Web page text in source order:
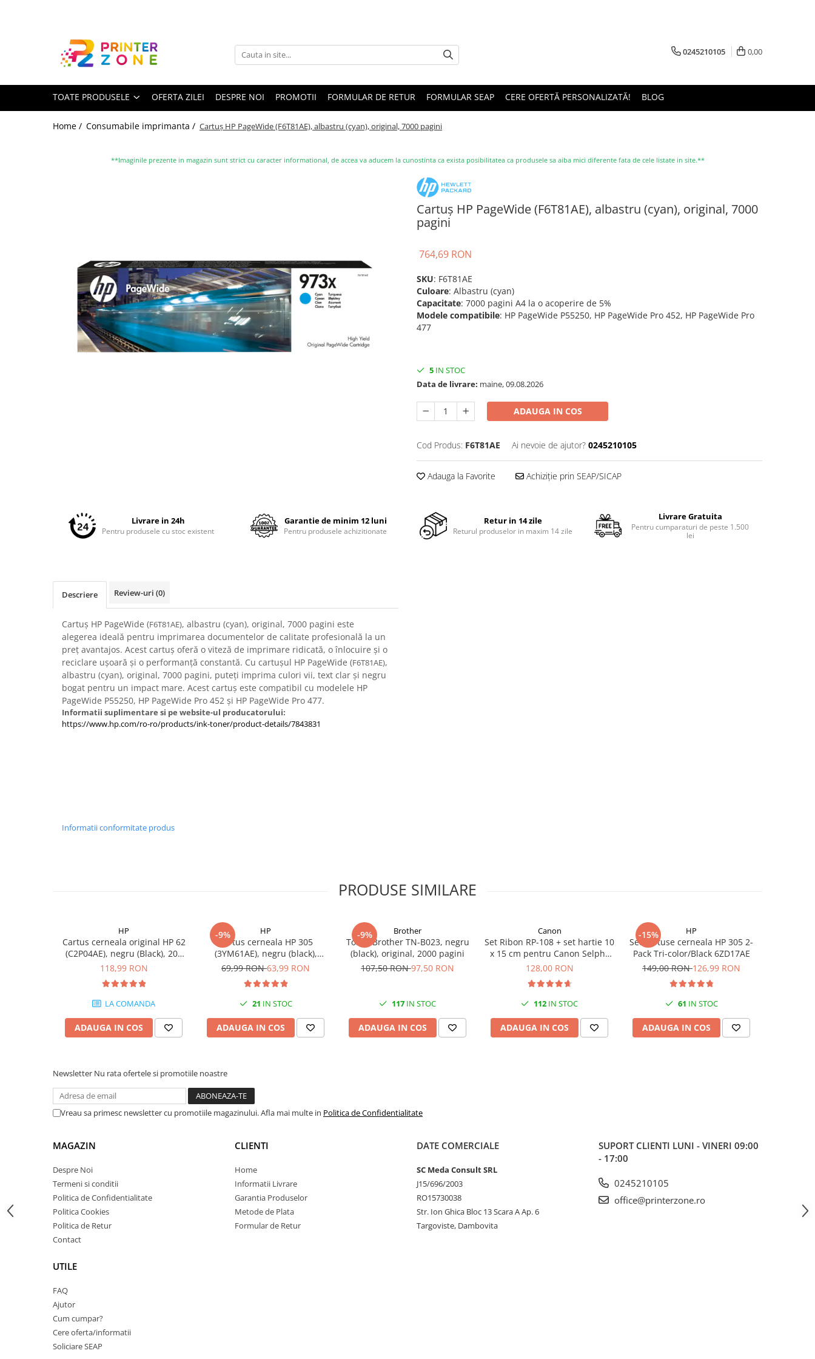
Toate Produsele
Imprimante cu jet
Consumabile imprimanta
Drum unit compatibile
Filament imprimanta 3D
Laptopuri / notebookuri
Laptopuri gaming
Laptop-uri 2 in 1
Accesorii laptop
SSD-uri interne
Coolere CPU
Placi video profesionale
Hard disk-uri externe
Card reader
Adaptoare PCI / PCIe
Periferice PC
Kit mouse si tastatura
0245210105 0,00
TOATE PRODUSELE OFERTA ZILEI DESPRE NOI PROMOTII FORMULAR DE RETUR FORMULAR SEAP CERE OFERTĂ PERSONALIZATĂ! BLOG
Home / Consumabile imprimanta / Cartuș HP PageWide (F6T81AE), albastru (cyan), original, 7000 pagini
**Imaginile prezente in magazin sunt strict cu caracter informational, de accea va aducem la cunostinta ca exista posibilitatea ca produsele sa aiba mici diferente fata de cele listate in site.**
Cartuș HP PageWide (F6T81AE), albastru (cyan), original, 7000
pagini
764,69 RON
SKU: F6T81AE
Culoare: Albastru (cyan)
Capacitate: 7000 pagini A4 la o acoperire de 5%
Modele compatibile: HP PageWide P55250, HP PageWide Pro 452, HP PageWide Pro
477
5 IN STOC
Data de livrare: maine, 09.08.2026
ADAUGA IN COS
Cod Produs: F6T81AE Ai nevoie de ajutor? 0245210105
Adauga la Favorite Achiziție prin SEAP/SICAP
Livrare in 24h
Pentru produsele cu stoc existent
Garantie de minim 12 luni
Pentru produsele achizitionate
Retur in 14 zile
Returul produselor in maxim 14 zile
Livrare Gratuita
Pentru cumparaturi de peste 1.500
lei
Descriere Review-uri (0)
Cartuș HP PageWide (F6T81AE), albastru (cyan), original, 7000 pagini este
alegerea ideală pentru imprimarea documentelor de calitate profesională la un
preț avantajos. Acest cartuș oferă o viteză de imprimare ridicată, o înlocuire și o
reciclare ușoară și o performanță constantă. Cu cartușul HP PageWide (F6T81AE),
albastru (cyan), original, 7000 pagini, puteți imprima culori vii, text clar și negru
bogat pentru un impact mare. Acest cartuș este compatibil cu modelele HP
PageWide P55250, HP PageWide Pro 452 și HP PageWide Pro 477.
Informatii suplimentare si pe website-ul producatorului:
https://www.hp.com/ro-ro/products/ink-toner/product-details/7843831
Informatii conformitate produs
PRODUSE SIMILARE
HP
Cartus cerneala original HP 62
(C2P04AE), negru (Black), 200
pagini
118,99 RON
LA COMANDA
ADAUGA IN COS
-9% HP
Cartus cerneala HP 305
(3YM61AE), negru (black),
original, 120 pagini
69,99 RON63,99 RON
21 IN STOC
ADAUGA IN COS
-9% Brother
Toner Brother TN-B023, negru
(black), original, 2000 pagini
107,50 RON97,50 RON
117 IN STOC
ADAUGA IN COS
Canon
Set Ribon RP-108 + set hartie 10
x 15 cm pentru Canon Selphy
CP820, CP910, CP1000, CP1200,
128,00 RON
112 IN STOC
ADAUGA IN COS
-15% HP
Set cartuse cerneala HP 305 2-
Pack Tri-color/Black 6ZD17AE
149,00 RON126,99 RON
61 IN STOC
ADAUGA IN COS
Newsletter Nu rata ofertele si promotiile noastre
Vreau sa primesc newsletter cu promotiile magazinului. Afla mai multe in Politica de Confidentialitate
MAGAZIN
Despre Noi
Termeni si conditii
Politica de Confidentialitate
Politica Cookies
Politica de Retur
Contact
UTILE
FAQ
Ajutor
Cum cumpar?
Cere oferta/informatii
Soliciare SEAP
CLIENTI
Home
Informatii Livrare
Garantia Produselor
Metode de Plata
Formular de Retur
DATE COMERCIALE
SC Meda Consult SRL
J15/696/2003
RO15730038
Str. Ion Ghica Bloc 13 Scara A Ap. 6
Targoviste, Dambovita
SUPORT CLIENTI LUNI - VINERI 09:00
- 17:00
0245210105
office@printerzone.ro